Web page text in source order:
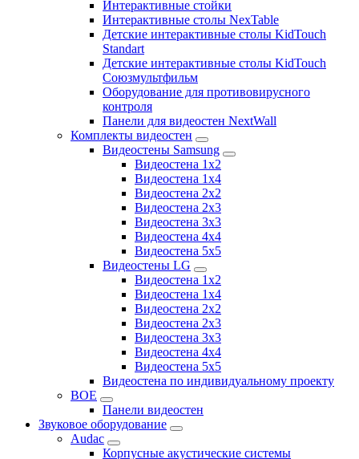
Интерактивные стойки
Интерактивные столы NexTable
Детские интерактивные столы KidTouch
Standart
Детские интерактивные столы KidTouch
Союзмультфильм
Оборудование для противовирусного
контроля
Панели для видеостен NextWall
Комплекты видеостен
Видеостены Samsung
Видеостена 1x2
Видеостена 1x4
Видеостена 2x2
Видеостена 2х3
Видеостена 3x3
Видеостена 4x4
Видеостена 5x5
Видеостены LG
Видеостена 1x2
Видеостена 1x4
Видеостена 2x2
Видеостена 2x3
Видеостена 3x3
Видеостена 4x4
Видеостена 5x5
Видеостена по индивидуальному проекту
BOE
Панели видеостен
Звуковое оборудование
Audac
Корпусные акустические системы